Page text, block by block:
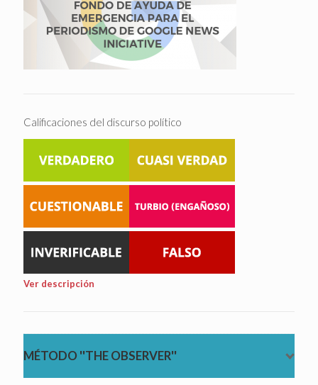
Calificaciones del discurso político
Ver descripción
MÉTODO ''THE OBSERVER''